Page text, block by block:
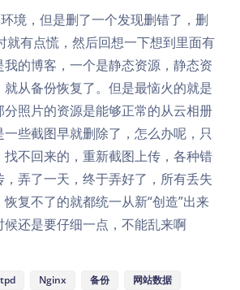
境，但是删了一个发现删错了，删
就有点慌，然后回想一下想到里面有
的博客，一个是静态资源，静态资
从备份恢复了。但是最恼火的就是
照片的资源是能够正常的从云相册
些截图早就删除了，怎么办呢，只
不回来的，重新截图上传，各种错
弄了一天，终于弄好了，所有丢失
复不了的就都统一从新“创造”出来
候还是要仔细一点，不能乱来啊
Nginx 备份 网站数据